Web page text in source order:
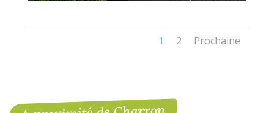
1 2 Prochaine